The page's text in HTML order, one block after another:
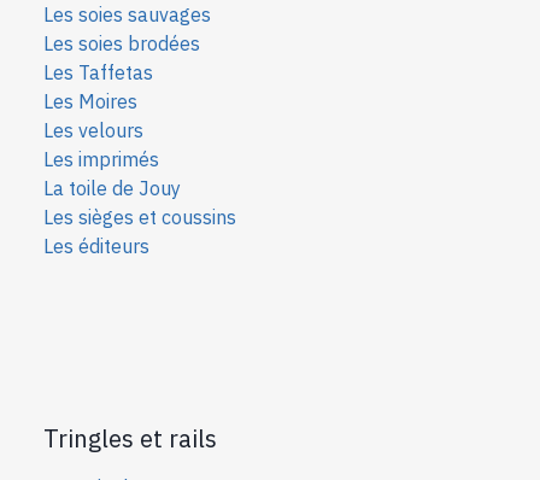
Les soies sauvages
Les soies brodées
Les Taffetas
Les Moires
Les velours
Les imprimés
La toile de Jouy
Les sièges et coussins
Les éditeurs
Tringles et rails